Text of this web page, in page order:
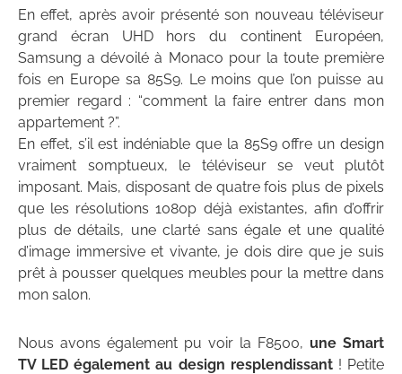
En effet, après avoir présenté son nouveau téléviseur
grand écran UHD hors du continent Européen,
Samsung a dévoilé à Monaco pour la toute première
fois en Europe sa 85S9. Le moins que l’on puisse au
premier regard : “comment la faire entrer dans mon
appartement ?”.
En effet, s’il est indéniable que la 85S9 offre un design
vraiment somptueux, le téléviseur se veut plutôt
imposant. Mais, disposant de quatre fois plus de pixels
que les résolutions 1080p déjà existantes, afin d’offrir
plus de détails, une clarté sans égale et une qualité
d’image immersive et vivante, je dois dire que je suis
prêt à pousser quelques meubles pour la mettre dans
mon salon.
Nous avons également pu voir la F8500, une Smart
TV LED également au design resplendissant! Petite